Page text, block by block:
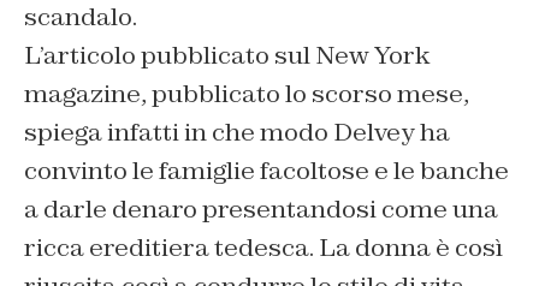
scandalo.
L’articolo pubblicato sul New York
magazine, pubblicato lo scorso mese,
spiega infatti in che modo Delvey ha
convinto le famiglie facoltose e le banche
a darle denaro presentandosi come una
ricca ereditiera tedesca. La donna è così